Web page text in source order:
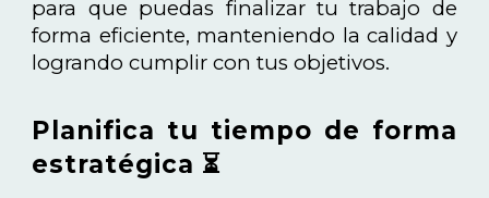
para que puedas finalizar tu trabajo de
forma eficiente, manteniendo la calidad y
logrando cumplir con tus objetivos.
Planifica tu tiempo de forma
estratégica ⏳